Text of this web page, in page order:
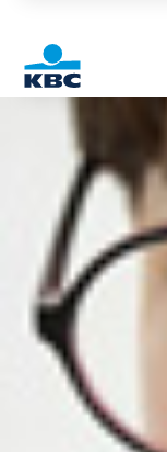
Particulieren